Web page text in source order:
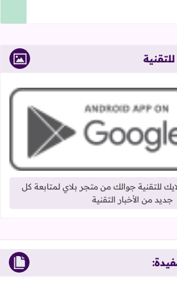
للتقنية جوالك من متجر بلاي لمتابعة كل
جديد من الأخبار التقنية